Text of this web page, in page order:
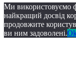
Ми використовуємо
найкращий досвід
продовжите
ви ним задоволені.